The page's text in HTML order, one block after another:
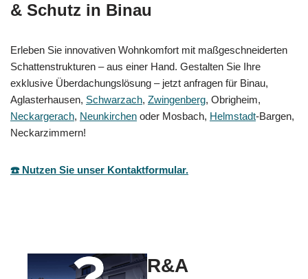
& Schutz in Binau
Erleben Sie innovativen Wohnkomfort mit maßgeschneiderten
Schattenstrukturen – aus einer Hand. Gestalten Sie Ihre
exklusive Überdachungslösung – jetzt anfragen für Binau,
Aglasterhausen, Schwarzach, Zwingenberg, Obrigheim,
Neckargerach, Neunkirchen oder Mosbach, Helmstadt-Bargen,
Neckarzimmern!
☎️ Nutzen Sie unser Kontaktformular.
R&A